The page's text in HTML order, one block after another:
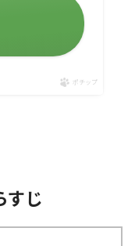
ポチップ
すじ